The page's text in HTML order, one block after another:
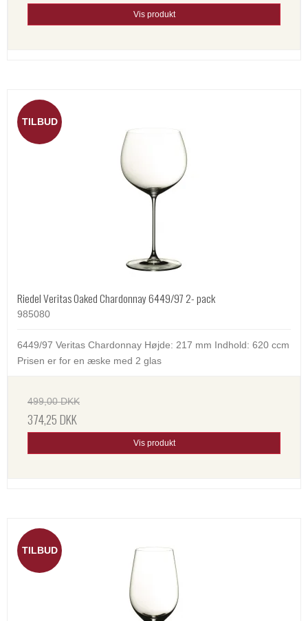
Vis produkt
TILBUD
Riedel Veritas Oaked Chardonnay 6449/97 2- pack
985080
6449/97 Veritas Chardonnay Højde: 217 mm Indhold: 620 ccm
Prisen er for en æske med 2 glas
499,00 DKK
374,25 DKK
Vis produkt
TILBUD